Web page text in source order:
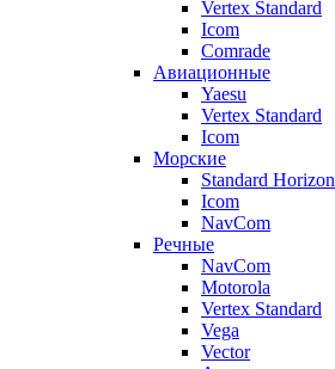
Vertex Standard
Icom
Comrade
Авиационные
Yaesu
Vertex Standard
Icom
Морские
Standard Horizon
Icom
NavCom
Речные
NavCom
Motorola
Vertex Standard
Vega
Vector